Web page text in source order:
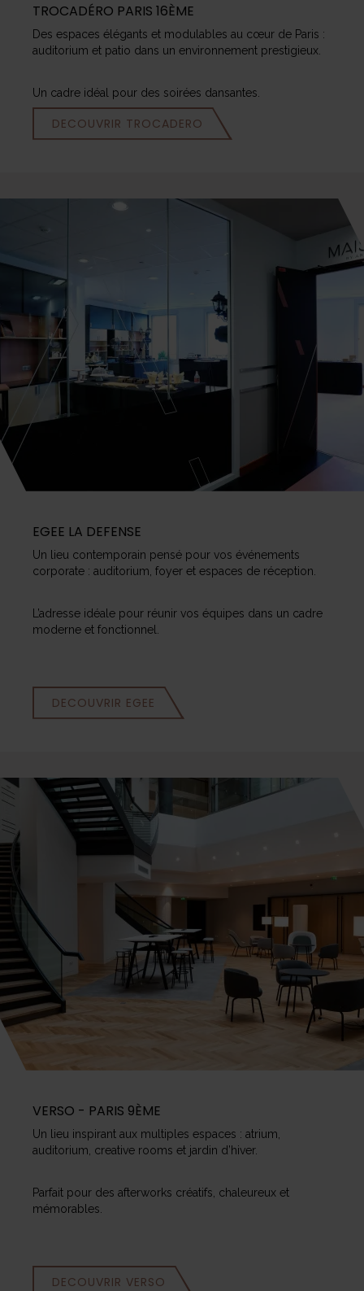
TROCADÉRO PARIS 16ÈME
Des espaces élégants et modulables au cœur de Paris :
auditorium et patio dans un environnement prestigieux.
Un cadre idéal pour des soirées dansantes.
DECOUVRIR TROCADERO
EGEE LA DEFENSE
Un lieu contemporain pensé pour vos événements
corporate : auditorium, foyer et espaces de réception.
L’adresse idéale pour réunir vos équipes dans un cadre
moderne et fonctionnel.
DECOUVRIR EGEE
VERSO - PARIS 9ÈME
Un lieu inspirant aux multiples espaces : atrium,
auditorium, creative rooms et jardin d’hiver.
Parfait pour des afterworks créatifs, chaleureux et
mémorables.
DECOUVRIR VERSO